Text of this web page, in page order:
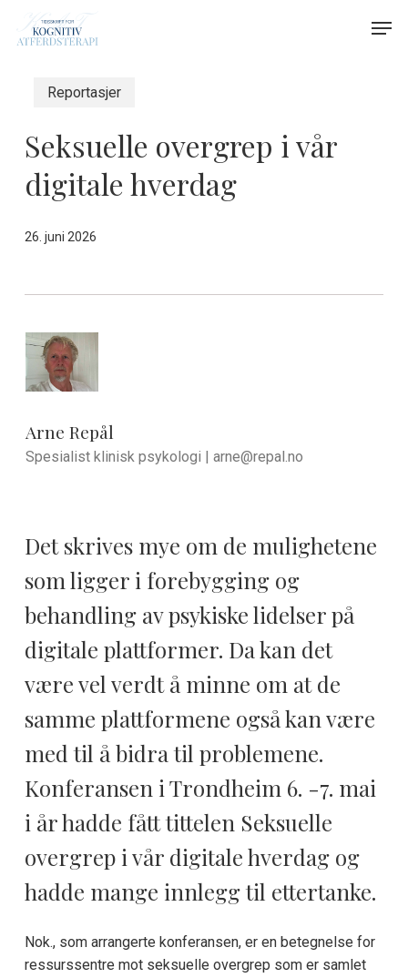
Reportasjer
Seksuelle overgrep i vår
digitale hverdag
26. juni 2026
Arne Repål
Spesialist klinisk psykologi | arne@repal.no
Det skrives mye om de mulighetene
som ligger i forebygging og
behandling av psykiske lidelser på
digitale plattformer. Da kan det
være vel verdt å minne om at de
samme plattformene også kan være
med til å bidra til problemene.
Konferansen i Trondheim 6. -7. mai
i år hadde fått tittelen Seksuelle
overgrep i vår digitale hverdag og
hadde mange innlegg til ettertanke.
Nok., som arrangerte konferansen, er en betegnelse for
ressurssentre mot seksuelle overgrep som er samlet